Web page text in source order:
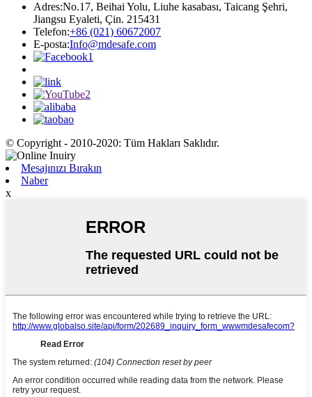
Adres:No.17, Beihai Yolu, Liuhe kasabası, Taicang Şehri,
Jiangsu Eyaleti, Çin. 215431
Telefon:+86 (021) 60672007
E-posta:Info@mdesafe.com
© Copyright - 2010-2020: Tüm Hakları Saklıdır.
Mesajınızı Bırakın
Naber
x